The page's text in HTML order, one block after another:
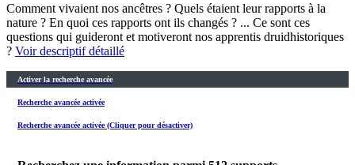
Comment vivaient nos ancêtres ? Quels étaient leur rapports à la
nature ? En quoi ces rapports ont ils changés ? ... Ce sont ces
questions qui guideront et motiveront nos apprentis druidhistoriques
? Voir descriptif détaillé
Activer la recherche avancée
Recherche avancée activée
Recherche avancée activée (Cliquer pour désactiver)